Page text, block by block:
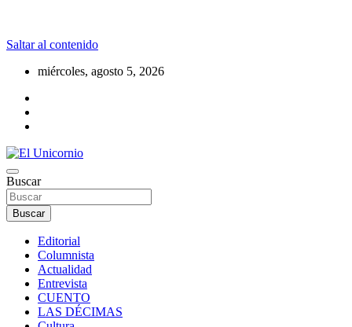
Saltar al contenido
miércoles, agosto 5, 2026
El Unicornio
La realidad supera la fantasía
Buscar
Buscar
Editorial
Columnista
Actualidad
Entrevista
CUENTO
LAS DÉCIMAS